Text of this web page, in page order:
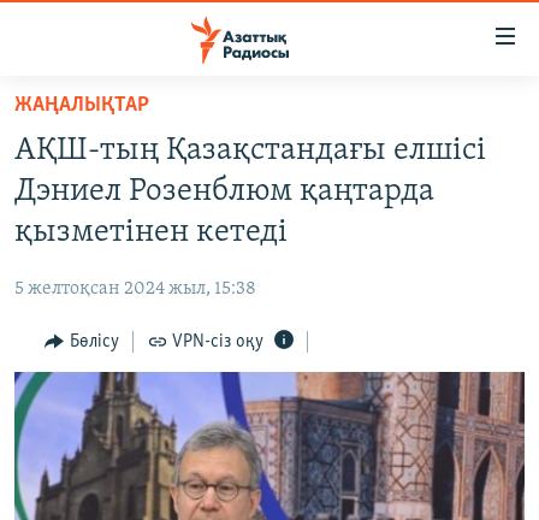
Skip
main
content
to
main
to
Search
САЯСАТ
AZATTYQTV
АДАМ ҚҰҚЫҚТАРЫ
ӘЛЕУМЕТ
ӘЛЕМ
АРНАЙЫ ЖОБАЛАР
Русский
ЖАҢАЛЫҚТАР
АҚШ-тың Қазақстандағы елшісі
Дэниел Розенблюм қаңтарда
қызметінен кетеді
5 желтоқсан 2024 жыл, 15:38
Бөлісу VPN-сіз оқу